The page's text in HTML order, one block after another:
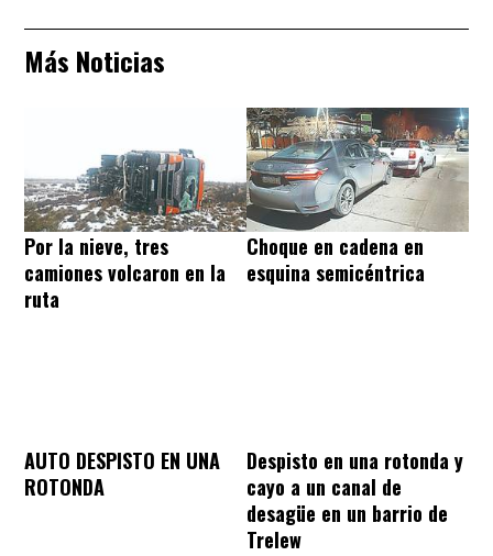
Más Noticias
Por la nieve, tres
camiones volcaron en la
ruta
Choque en cadena en
esquina semicéntrica
AUTO DESPISTO EN UNA
ROTONDA
Despisto en una rotonda y
cayo a un canal de
desagüe en un barrio de
Trelew